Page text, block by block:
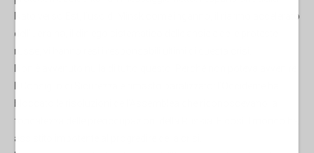
Nato verso Est, l’uso di Minsk come inganno, il riarmo accelerato
dell’Ucraina, il diniego sistematico delle ansie e delle proteste
russe, vi hanno resi i responsabili ultimi di questa crisi.
fondatezza delle preoccupazioni della Russia. E così il mondo ha
assistito impotente al progredire della crisi.